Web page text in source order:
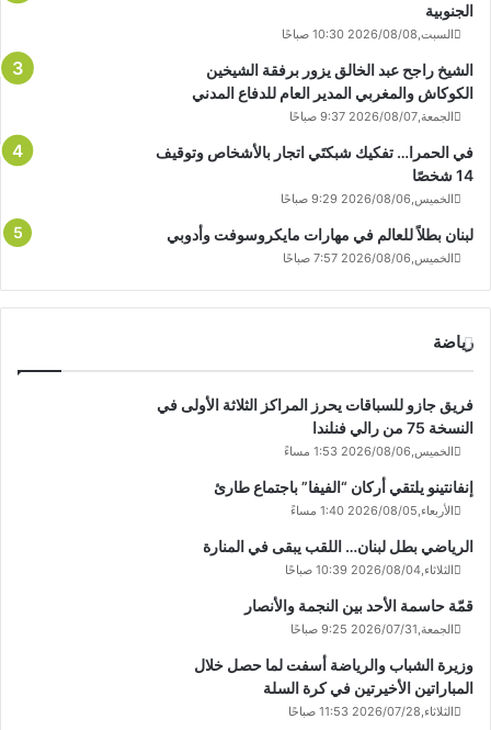
الجنوبية
السبت,2026/08/08 10:30 صباحًا
الشيخ راجح عبد الخالق يزور برفقة الشيخين
الكوكاش والمغربي المدير العام للدفاع المدني
الجمعة,2026/08/07 9:37 صباحًا
في الحمرا… تفكيك شبكتَي اتجار بالأشخاص وتوقيف
14 شخصًا
الخميس,2026/08/06 9:29 صباحًا
لبنان بطلاً للعالم في مهارات مايكروسوفت وأدوبي
الخميس,2026/08/06 7:57 صباحًا
رياضة
فريق جازو للسباقات يحرز المراكز الثلاثة الأولى في
النسخة 75 من رالي فنلندا
الخميس,2026/08/06 1:53 مساءً
إنفانتينو يلتقي أركان “الفيفا” باجتماع طارئ
الأربعاء,2026/08/05 1:40 مساءً
الرياضي بطل لبنان… اللقب يبقى في المنارة
الثلاثاء,2026/08/04 10:39 صباحًا
قمّة حاسمة الأحد بين النجمة والأنصار
الجمعة,2026/07/31 9:25 صباحًا
وزيرة الشباب والرياضة أسفت لما حصل خلال
المباراتين الأخيرتين في كرة السلة
الثلاثاء,2026/07/28 11:53 صباحًا